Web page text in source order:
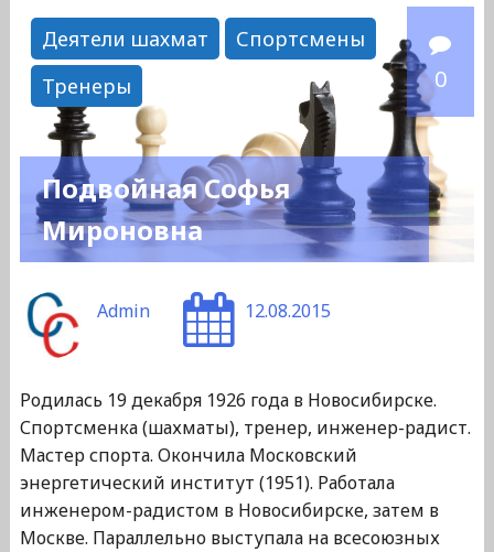
Павлович"
Деятели шахмат
Спортсмены
Тренеры
0
Подвойная Софья
Мироновна
Admin 12.08.2015
Родилась 19 декабря 1926 года в Новосибирске.
Спортсменка (шахматы), тренер, инженер-радист.
Мастер спорта. Окончила Московский
энергетический институт (1951). Работала
инженером-радистом в Новосибирске, затем в
Москве. Параллельно выступала на всесоюзных